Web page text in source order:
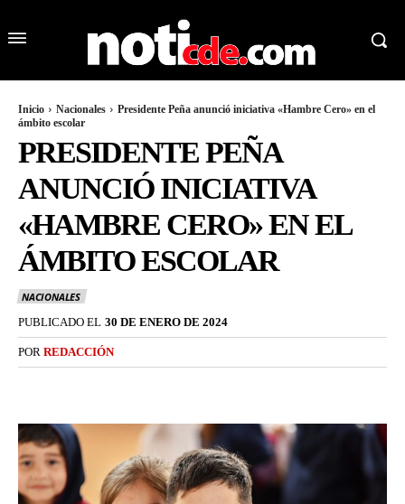
Inicio Nacionales
Presidente Peña anunció iniciativa «Hambre Cero» en el
ámbito escolar
PRESIDENTE PEÑA
ANUNCIÓ INICIATIVA
«HAMBRE CERO» EN EL
ÁMBITO ESCOLAR
NACIONALES
PUBLICADO EL 30 DE ENERO DE 2024
POR REDACCIÓN